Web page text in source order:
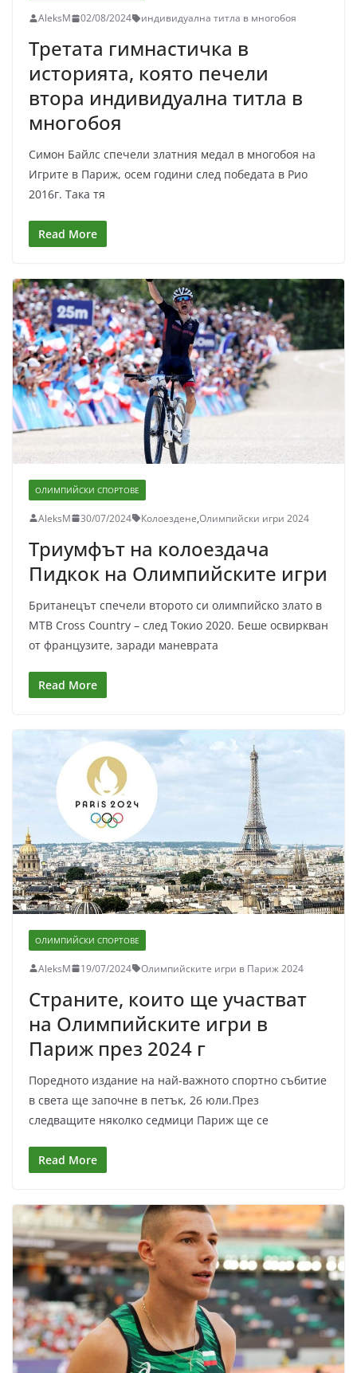
AleksM 02/08/2024 индивидуална титла в многобоя
Третата гимнастичка в
историята, която печели
втора индивидуална титла в
многобоя
Симон Байлс спечели златния медал в многобоя на
Игрите в Париж, осем години след победата в Рио
2016г. Така тя
Read More
ОЛИМПИЙСКИ СПОРТОВЕ
AleksM 30/07/2024 Колоездене,Олимпийски игри 2024
Триумфът на колоездача
Пидкок на Олимпийските игри
Британецът спечели второто си олимпийско злато в
MTB Cross Country – след Токио 2020. Беше освиркван
от французите, заради маневрата
Read More
ОЛИМПИЙСКИ СПОРТОВЕ
AleksM 19/07/2024 Олимпийските игри в Париж 2024
Страните, които ще участват
на Олимпийските игри в
Париж през 2024 г
Поредното издание на най-важното спортно събитие
в света ще започне в петък, 26 юли.През
следващите няколко седмици Париж ще се
Read More